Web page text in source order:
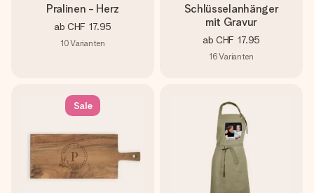
Pralinen - Herz
ab CHF 17.95
10Varianten
Schlüsselanhänger
mit Gravur
ab CHF 17.95
16Varianten
Sale